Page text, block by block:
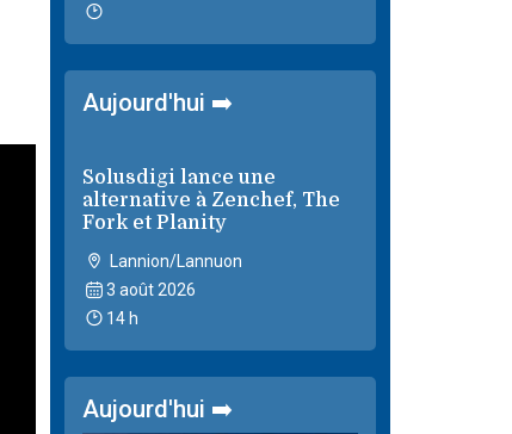
Aujourd'hui ➡️
Solusdigi lance une
alternative à Zenchef, The
Fork et Planity
Lannion/Lannuon
3 août 2026
14 h
Aujourd'hui ➡️